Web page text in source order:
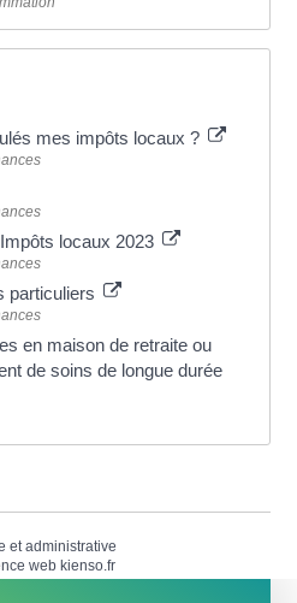
mes impôts locaux ?
locaux 2023
particuliers
en maison de retraite ou
de soins de longue durée
et administrative
web kienso.fr